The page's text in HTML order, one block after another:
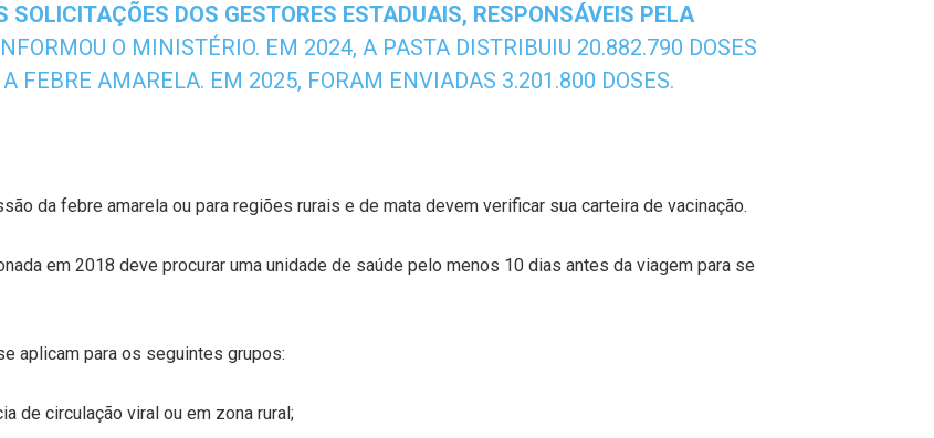
SOLICITAÇÕES DOS GESTORES ESTADUAIS, RESPONSÁVEIS PELA
O MINISTÉRIO. EM 2024, A PASTA DISTRIBUIU 20.882.790 DOSES
FEBRE AMARELA. EM 2025, FORAM ENVIADAS 3.201.800 DOSES.
da febre amarela ou para regiões rurais e de mata devem verificar sua carteira de vacinação.
em 2018 deve procurar uma unidade de saúde pelo menos 10 dias antes da viagem para se
aplicam para os seguintes grupos:
de circulação viral ou em zona rural;